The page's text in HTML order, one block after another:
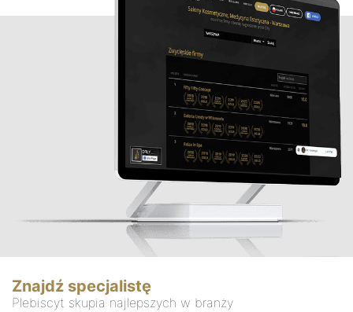
Znajdź specjalistę
Plebiscyt skupia najlepszych w branży